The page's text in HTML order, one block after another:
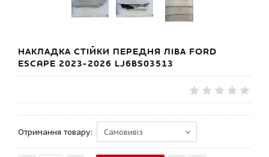
НАКЛАДКА СТІЙКИ ПЕРЕДНЯ ЛІВА FORD
ESCAPE 2023-2026 LJ6BS03513
Отримання товару: